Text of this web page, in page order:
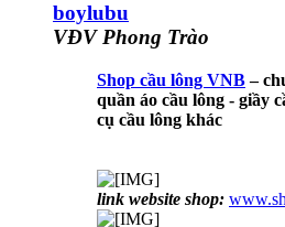
boylubu
VĐV Phong Trào
Shop cầu lông VNB–
quần áo cầu lông - giầy
cụ cầu lông khác
link website shop: